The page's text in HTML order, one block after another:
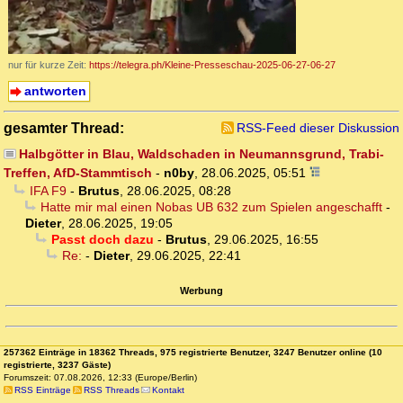
nur für kurze Zeit: https://telegra.ph/Kleine-Presseschau-2025-06-27-06-27
antworten
gesamter Thread:
RSS-Feed dieser Diskussion
Halbgötter in Blau, Waldschaden in Neumannsgrund, Trabi-
Treffen, AfD-Stammtisch - n0by, 28.06.2025, 05:51
IFA F9- Brutus, 28.06.2025, 08:28
Hatte mir mal einen Nobas UB 632 zum Spielen angeschafft-
Dieter, 28.06.2025, 19:05
Passt doch dazu - Brutus, 29.06.2025, 16:55
Re: - Dieter, 29.06.2025, 22:41
Werbung
257362 Einträge in 18362 Threads, 975 registrierte Benutzer, 3247 Benutzer online (10
registrierte, 3237 Gäste)
Forumszeit: 07.08.2026, 12:33 (Europe/Berlin)
RSS Einträge
RSS Threads Kontakt